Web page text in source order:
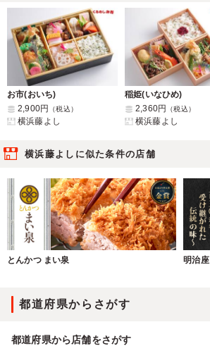
お市(おいち)
2,900円
（税込）
横浜藤よし
稲姫(いなひめ)
2,360円
（税込）
横浜藤よし
横浜藤よしに似た条件の店舗
とんかつ まい泉 明治座
都道府県からさがす
都道府県から店舗をさがす